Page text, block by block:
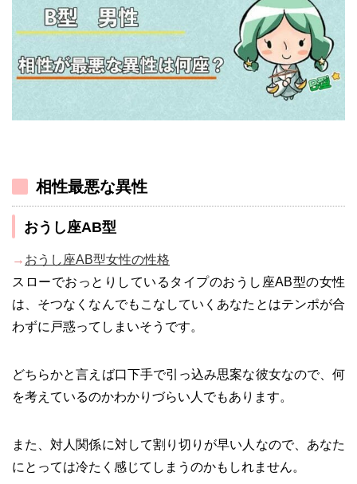
相性最悪な異性
おうし座AB型
→ おうし座AB型女性の性格
スローでおっとりしているタイプのおうし座AB型の女性
は、そつなくなんでもこなしていくあなたとはテンポが合
わずに戸惑ってしまいそうです。
どちらかと言えば口下手で引っ込み思案な彼女なので、何
を考えているのかわかりづらい人でもあります。
また、対人関係に対して割り切りが早い人なので、あなた
にとっては冷たく感じてしまうのかもしれません。